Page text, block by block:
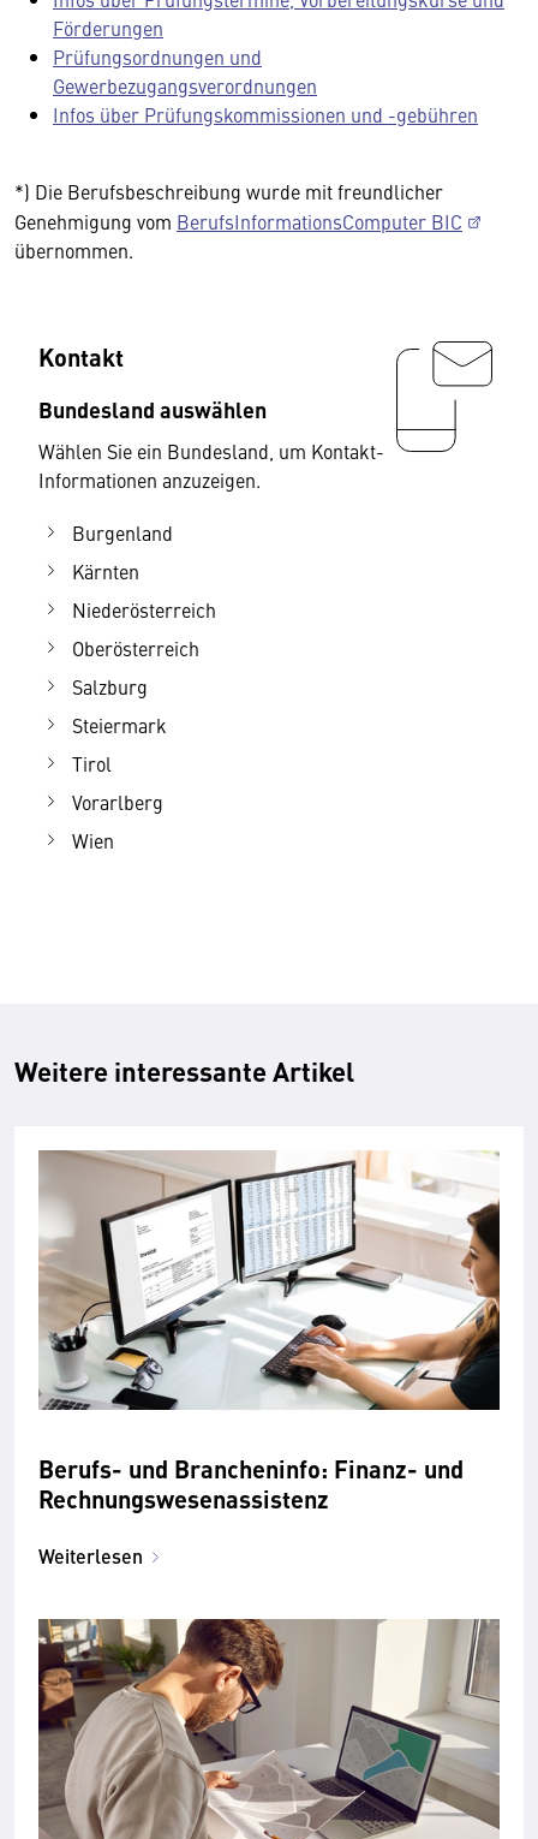
Förderungen
Prüfungsordnungen und
Gewerbezugangsverordnungen
Infos über Prüfungskommissionen und -gebühren
*) Die Berufsbeschreibung wurde mit freundlicher
Genehmigung vom BerufsInformationsComputer BIC
übernommen.
Kontakt
Bundesland auswählen
Wählen Sie ein Bundesland, um Kontakt-
Informationen anzuzeigen.
Burgenland
Kärnten
Niederösterreich
Oberösterreich
Salzburg
Steiermark
Tirol
Vorarlberg
Wien
Weitere interessante Artikel
Berufs- und Brancheninfo: Finanz- und
Rechnungswesenassistenz
Weiterlesen